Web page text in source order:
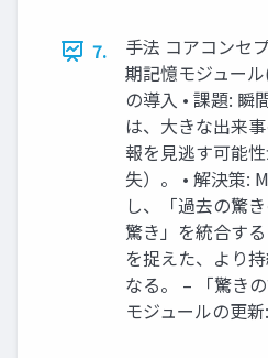
7.
手法 コアコンセ
期記憶モジュー
の導入 • 課題: 瞬
は、大きな出来
報を見逃す可能
失）。 • 解決策:
し、「過去の驚
驚き」を統合す
を捉えた、より
なる。 – 「驚き
モジュールの更